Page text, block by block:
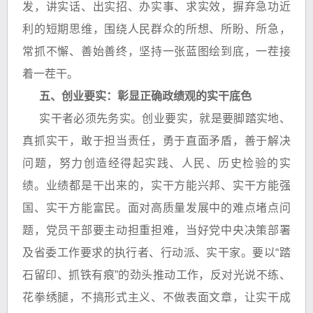
发，讲实话、出实招、办实事、求实效，摒弃急功近
利的短期思维，围绕人民群众的所想、所盼、所急，
常抓不懈、善始善终，坚持一张蓝图绘到底，一茬接
着一茬干。
五、创业要实：彰显正确政绩观的实干底色
实干者必须先务实。创业要实，就是要脚踏实地、
真抓实干，敢于担当责任，勇于直面矛盾，善于解决
问题，努力创造经得起实践、人民、历史检验的实
绩。业绩都是干出来的，实干方能兴邦、实干方能强
国、实干方能富民。面对高质量发展中的难点堵点问
题，党员干部要主动担重担难，当好党中央决策部署
及省委工作要求的执行者、行动派、实干家。要以“踏
石留印、抓铁有痕”的劲头推动工作，反对光说不练、
花拳绣腿，不搞形式主义、不做表面文章，让实干成